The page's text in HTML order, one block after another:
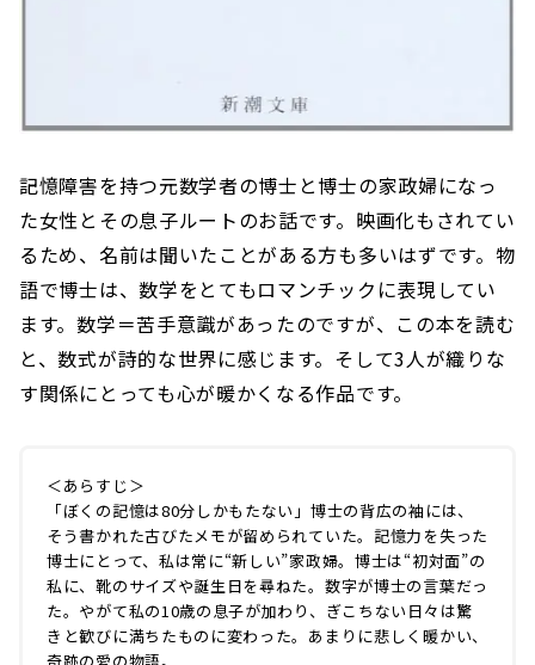
記憶障害を持つ元数学者の博士と博士の家政婦になっ
た女性とその息子ルートのお話です。映画化もされてい
るため、名前は聞いたことがある方も多いはずです。物
語で博士は、数学をとてもロマンチックに表現してい
ます。数学＝苦手意識があったのですが、この本を読む
と、数式が詩的な世界に感じます。そして3人が織りな
す関係にとっても心が暖かくなる作品です。
＜あらすじ＞
「ぼくの記憶は80分しかもたない」博士の背広の袖には、
そう書かれた古びたメモが留められていた。記憶力を失った
博士にとって、私は常に“新しい”家政婦。博士は“初対面”の
私に、靴のサイズや誕生日を尋ねた。数字が博士の言葉だっ
た。やがて私の10歳の息子が加わり、ぎこちない日々は驚
きと歓びに満ちたものに変わった。あまりに悲しく暖かい、
奇跡の愛の物語。